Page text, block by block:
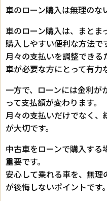
車のローン購入は無理のな
車のローン購入は、まとま
購入しやすい便利な方法で
月々の支払いを調整でき
車が必要な方にとって有力
一方で、ローンには金利が
って支払額が変わります。
月々の支払いだけでなく、
が大切です。
中古車をローンで購入する
重要です。
安心して乗れる車を、無理
が後悔しないポイントです。